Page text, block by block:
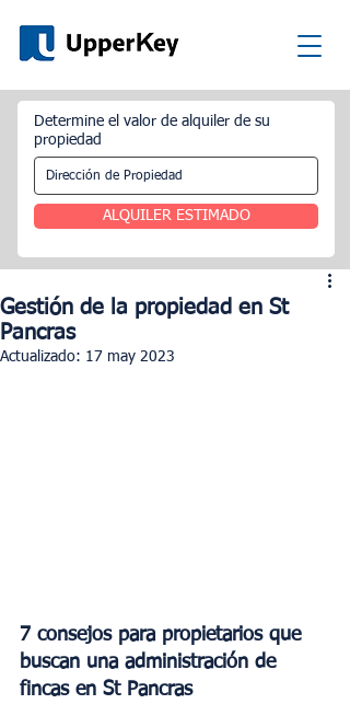
Determine el valor de alquiler de su
propiedad
ALQUILER ESTIMADO
Gestión de la propiedad en St
Pancras
Actualizado: 17 may 2023
7 consejos para propietarios que
buscan una administración de
fincas en St Pancras